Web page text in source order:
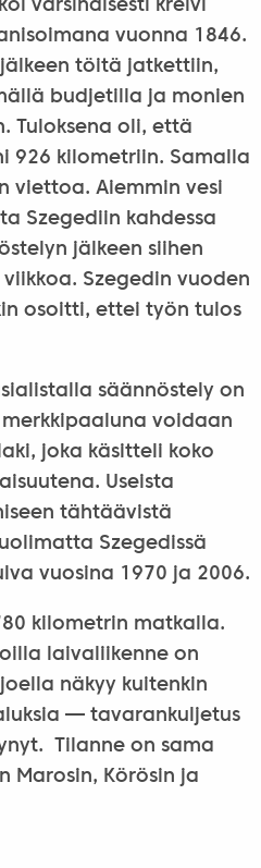
varsinaisesti kreivi
vuonna 1846.
töitä jatkettiin,
budjetilla ja monien
Tuloksena oli, että
926 kilometriin. Samalla
viettoa. Aiemmin vesi
Szegediin kahdessa
jälkeen siihen
Szegedin vuoden
osoitti, ettei työn tulos
säännöstely on
voidaan
joka käsitteli koko
Useista
tähtäävistä
Szegedissä
vuosina 1970 ja 2006.
kilometrin matkalla.
laivaliikenne on
näkyy kuitenkin
— tavarankuljetus
Tilanne on sama
Marosin, Körösin ja